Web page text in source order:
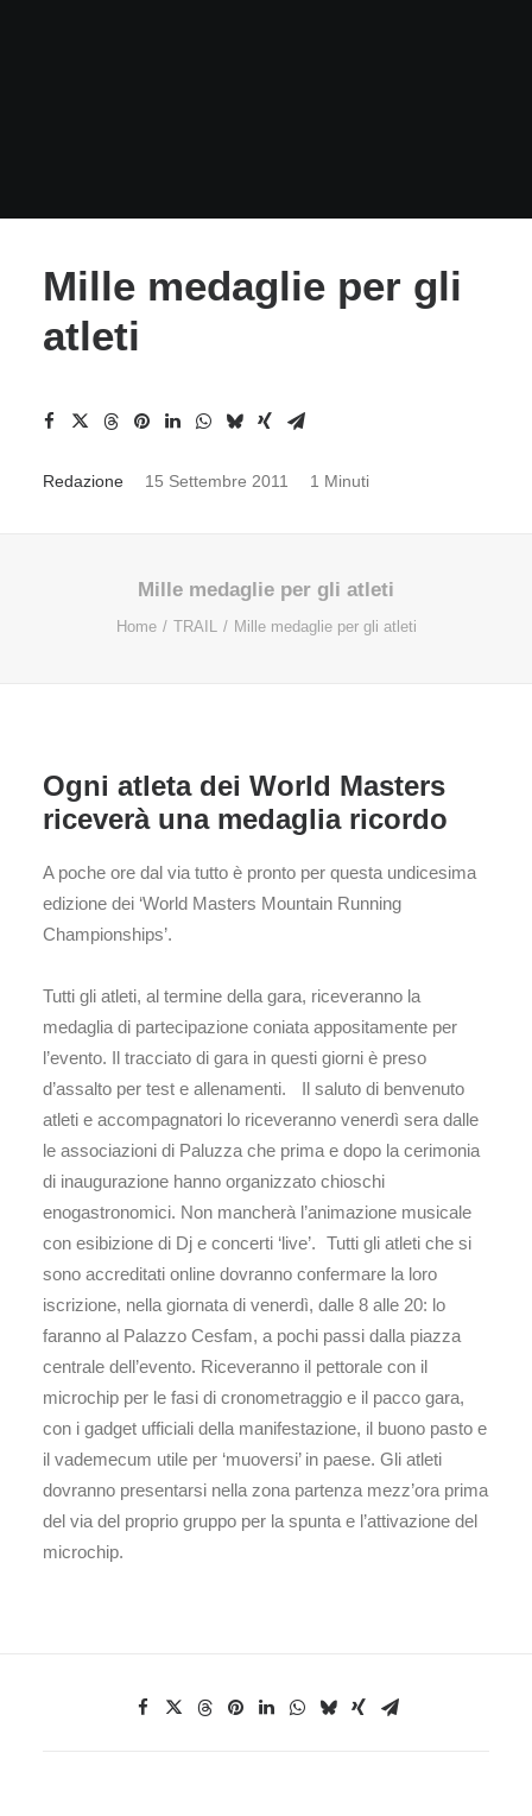
Mille medaglie per gli
atleti
Redazione 15 Settembre 2011 1 Minuti
Mille medaglie per gli atleti
Home TRAIL Mille medaglie per gli atleti
Ogni atleta dei World Masters
riceverà una medaglia ricordo
A poche ore dal via tutto è pronto per questa undicesima
edizione dei ‘World Masters Mountain Running
Championships’.
Tutti gli atleti, al termine della gara, riceveranno la
medaglia di partecipazione coniata appositamente per
l’evento. Il tracciato di gara in questi giorni è preso
d’assalto per test e allenamenti. Il saluto di benvenuto
atleti e accompagnatori lo riceveranno venerdì sera dalle
le associazioni di Paluzza che prima e dopo la cerimonia
di inaugurazione hanno organizzato chioschi
enogastronomici. Non mancherà l’animazione musicale
con esibizione di Dj e concerti ‘live’. Tutti gli atleti che si
sono accreditati online dovranno confermare la loro
iscrizione, nella giornata di venerdì, dalle 8 alle 20: lo
faranno al Palazzo Cesfam, a pochi passi dalla piazza
centrale dell’evento. Riceveranno il pettorale con il
microchip per le fasi di cronometraggio e il pacco gara,
con i gadget ufficiali della manifestazione, il buono pasto e
il vademecum utile per ‘muoversi’ in paese. Gli atleti
dovranno presentarsi nella zona partenza mezz’ora prima
del via del proprio gruppo per la spunta e l’attivazione del
microchip.